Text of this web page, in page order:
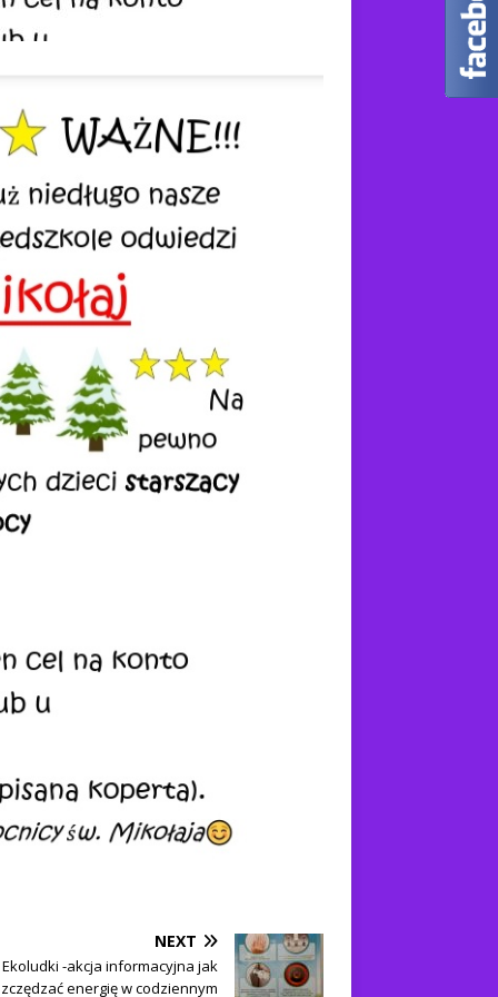
NEXT
Ekoludki -akcja informacyjna jak
energię w codziennym